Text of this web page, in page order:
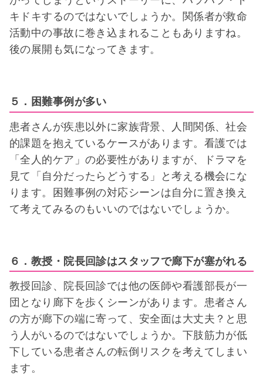
キドキするのではないでしょうか。関係者が救命
活動中の事故に巻き込まれることもありますね。
後の展開も気になってきます。
５．困難事例が多い
患者さんが疾患以外に家族背景、人間関係、社会
的課題を抱えているケースがあります。看護では
「全人的ケア」の必要性がありますが、ドラマを
見て「自分だったらどうする」と考える機会にな
ります。困難事例の対応シーンは自分に置き換え
て考えてみるのもいいのではないでしょうか。
６．教授・院長回診はスタッフで廊下が塞がれる
教授回診、院長回診では他の医師や看護部長が一
団となり廊下を歩くシーンがあります。患者さん
の方が廊下の端に寄って、安全面は大丈夫？と思
う人がいるのではないでしょうか。下肢筋力が低
下している患者さんの転倒リスクを考えてしまい
ます。